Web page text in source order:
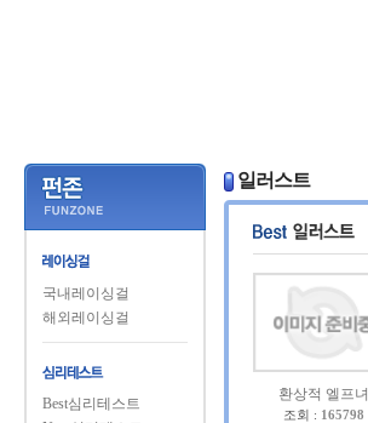
국내레이싱걸
해외레이싱걸
Best심리테스트
일러스트
환상적 엘프녀
조회 : 165798